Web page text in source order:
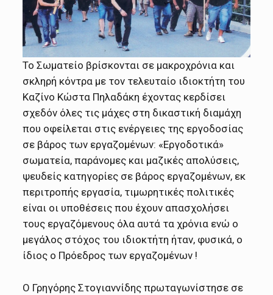
Το Σωματείο βρίσκονται σε μακροχρόνια και
σκληρή κόντρα με τον τελευταίο ιδιοκτήτη του
Καζίνο Κώστα Πηλαδάκη έχοντας κερδίσει
σχεδόν όλες τις μάχες στη δικαστική διαμάχη
που οφείλεται στις ενέργειες της εργοδοσίας
σε βάρος των εργαζομένων: «Εργοδοτικά»
σωματεία, παράνομες και μαζικές απολύσεις,
ψευδείς κατηγορίες σε βάρος εργαζομένων, εκ
περιτροπής εργασία, τιμωρητικές πολιτικές
είναι οι υποθέσεις που έχουν απασχολήσει
τους εργαζόμενους όλα αυτά τα χρόνια ενώ ο
μεγάλος στόχος του ιδιοκτήτη ήταν, φυσικά, ο
ίδιος ο Πρόεδρος των εργαζομένων !
Ο Γρηγόρης Στογιαννίδης πρωταγωνίστησε σε